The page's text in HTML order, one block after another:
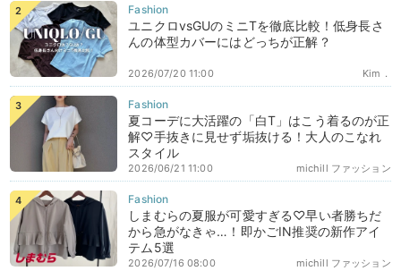
ユニクロvsGUのミニTを徹底比較！低身長さ
んの体型カバーにはどっちが正解？
Kim．
2026/07/20 11:00
夏コーデに大活躍の「白T」はこう着るのが正
解♡手抜きに見せず垢抜ける！大人のこなれ
スタイル
michill ファッション
2026/06/21 11:00
しまむらの夏服が可愛すぎる♡早い者勝ちだ
から急がなきゃ…！即かごIN推奨の新作アイ
テム5選
michill ファッション
2026/07/16 08:00